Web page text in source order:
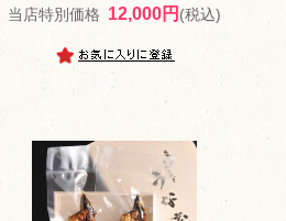
当店特別価格 12,000円 (税込)